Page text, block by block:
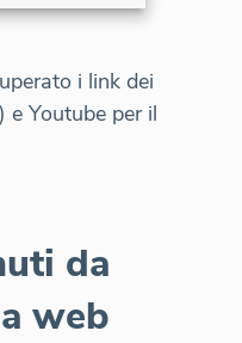
i link dei
e Youtube per il
da
web